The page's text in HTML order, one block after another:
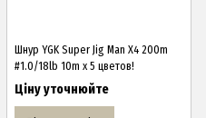
Шнур YGK Super Jig Man X4 200m
#1.0/18lb 10m x 5 цветов!
Ціну уточнюйте